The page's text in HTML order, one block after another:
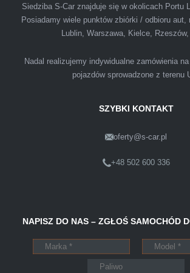
podejściem. Szybko, sprawnie, w
atmosferze. Nie wiedziałem, że
samochodu może być załatwiona tak
warunkach finansowych.
Lublin
Pewnego dnia Rozmawialem z
Powiedział że sprzedał ostatnio
Peugeota dwie godziny po telefonie
Siedziba S-Car znajduje się w okolicach Portu
Posiadamy wiele punktów zbiórki / odbioru
Lublin, Warszawa, Kielce,
Nadal realizujemy indywidualne zamówienia
pojazdów sprowadzone z terenu
SZYBKI KONTAKT
oferty@s-car.pl
+48 502 600 336
NAPISZ DO NAS – ZGŁOŚ SAMOCHÓD